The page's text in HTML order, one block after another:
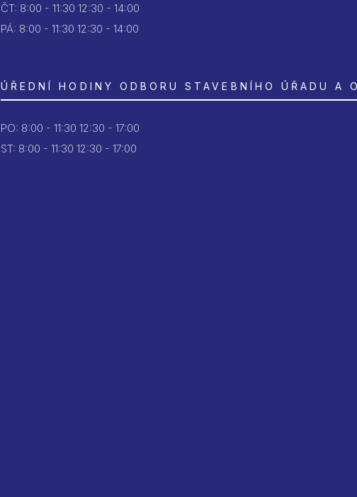
ČT: 8:00 - 11:30 12:30 - 14:00
PÁ: 8:00 - 11:30 12:30 - 14:00
ÚŘEDNÍ HODINY ODBORU STAVEBNÍHO ÚŘADU A
PO: 8:00 - 11:30 12:30 - 17:00
ST: 8:00 - 11:30 12:30 - 17:00